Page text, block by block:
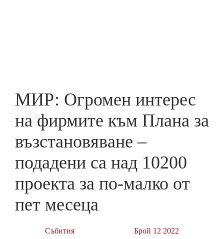
МИР: Огромен интерес
на фирмите към Плана за
възстановяване –
подадени са над 10200
проекта за по-малко от
пет месеца
Събития Брой 12 2022